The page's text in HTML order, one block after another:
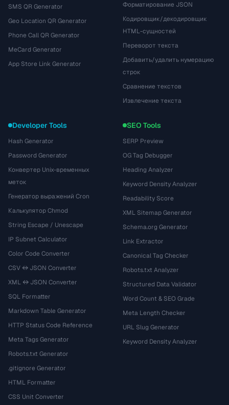
SMS QR Generator
Geo Location QR Generator
Phone Call QR Generator
MeCard Generator
App Store Link Generator
Форматирование JSON
Кодировщик/декодировщик
HTML-сущностей
Переворот текста
Добавить/удалить нумерацию
строк
Сравнение текстов
Извлечение текста
Developer Tools
Hash Generator
Password Generator
Конвертер Unix-временных
меток
Генератор выражений Cron
Калькулятор Chmod
String Escape / Unescape
IP Subnet Calculator
Color Code Converter
CSV ↔ JSON Converter
XML ↔ JSON Converter
SQL Formatter
Markdown Table Generator
HTTP Status Code Reference
Meta Tags Generator
Robots.txt Generator
.gitignore Generator
HTML Formatter
CSS Unit Converter
SEO Tools
SERP Preview
OG Tag Debugger
Heading Analyzer
Keyword Density Analyzer
Readability Score
XML Sitemap Generator
Schema.org Generator
Link Extractor
Canonical Tag Checker
Robots.txt Analyzer
Structured Data Validator
Word Count & SEO Grade
Meta Length Checker
URL Slug Generator
Keyword Density Analyzer